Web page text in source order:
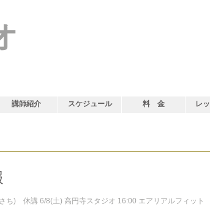
講師紹介 スケジュール 料 金 レ
ち) 休講 6/8(土) 高円寺スタジオ 16:00 エアリアルフィット